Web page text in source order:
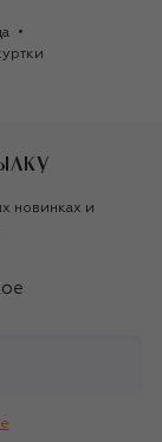
новинках и